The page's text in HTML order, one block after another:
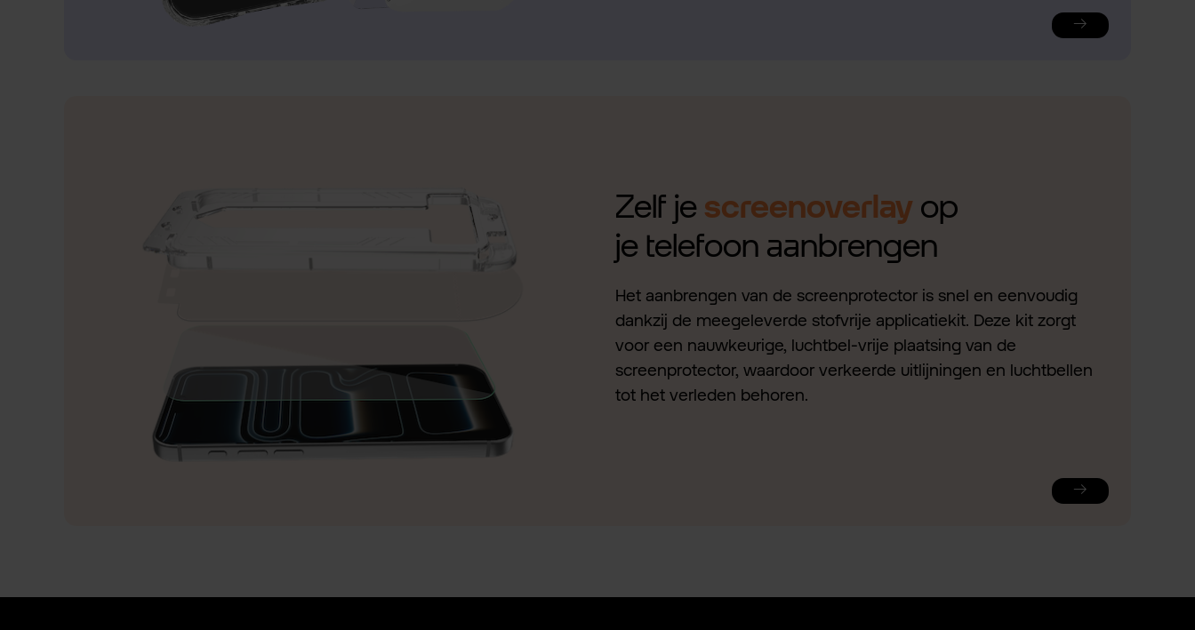
Zelf je screenoverlay op
je telefoon aanbrengen
Het aanbrengen van de screenprotector is snel en eenvoudig
dankzij de meegeleverde stofvrije applicatiekit. Deze kit zorgt
voor een nauwkeurige, luchtbel-vrije plaatsing van de
screenprotector, waardoor verkeerde uitlijningen en luchtbellen
tot het verleden behoren.